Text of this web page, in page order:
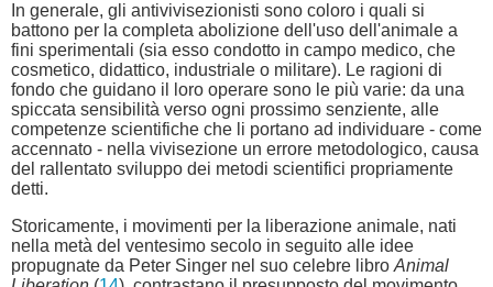
In generale, gli antivivisezionisti sono coloro i quali si
battono per la completa abolizione dell'uso dell'animale a
fini sperimentali (sia esso condotto in campo medico, che
cosmetico, didattico, industriale o militare). Le ragioni di
fondo che guidano il loro operare sono le più varie: da una
spiccata sensibilità verso ogni prossimo senziente, alle
competenze scientifiche che li portano ad individuare - come
accennato - nella vivisezione un errore metodologico, causa
del rallentato sviluppo dei metodi scientifici propriamente
detti.
Storicamente, i movimenti per la liberazione animale, nati
nella metà del ventesimo secolo in seguito alle idee
propugnate da Peter Singer nel suo celebre libroAnimal